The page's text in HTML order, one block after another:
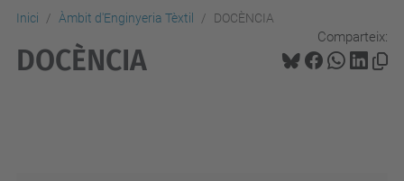
Inici Àmbit d'Enginyeria Tèxtil DOCÈNCIA
Comparteix:
DOCÈNCIA